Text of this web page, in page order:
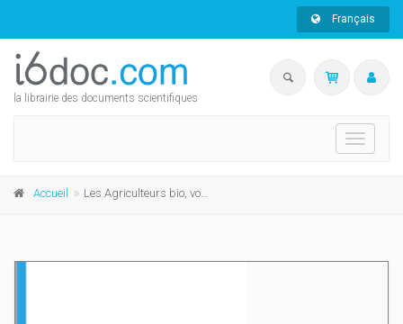
Français
la librairie des documents scientifiques
Toggle
Accueil Les Agriculteurs bio, vocation ou intérêt?